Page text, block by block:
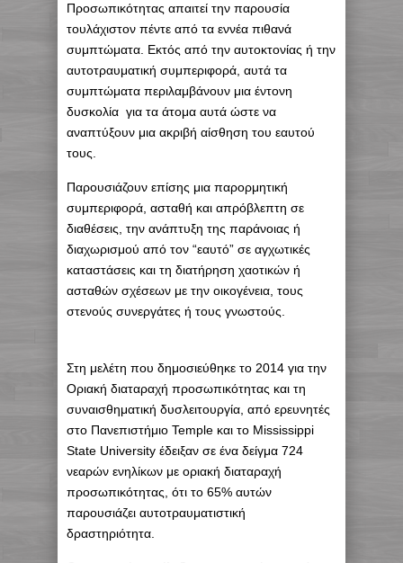
Προσωπικότητας απαιτεί την παρουσία
τουλάχιστον πέντε από τα εννέα πιθανά
συμπτώματα. Εκτός από την αυτοκτονίας ή την
αυτοτραυματική συμπεριφορά, αυτά τα
συμπτώματα περιλαμβάνουν μια έντονη
δυσκολία για τα άτομα αυτά ώστε να
αναπτύξουν μια ακριβή αίσθηση του εαυτού
τους.
Παρουσιάζουν επίσης μια παρορμητική
συμπεριφορά, ασταθή και απρόβλεπτη σε
διαθέσεις, την ανάπτυξη της παράνοιας ή
διαχωρισμού από τον “εαυτό” σε αγχωτικές
καταστάσεις και τη διατήρηση χαοτικών ή
ασταθών σχέσεων με την οικογένεια, τους
στενούς συνεργάτες ή τους γνωστούς.
Στη μελέτη που δημοσιεύθηκε το 2014 για την
Οριακή διαταραχή προσωπικότητας και τη
συναισθηματική δυσλειτουργία, από ερευνητές
στο Πανεπιστήμιο Temple και το Mississippi
State University έδειξαν σε ένα δείγμα 724
νεαρών ενηλίκων με οριακή διαταραχή
προσωπικότητας, ότι το 65% αυτών
παρουσιάζει αυτοτραυματιστική
δραστηριότητα.